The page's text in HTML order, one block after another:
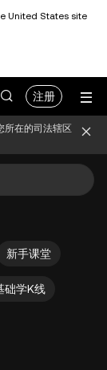
United States site
注册
所在的司法辖区
新手课堂
础学K线